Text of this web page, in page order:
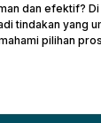
dan efektif?
tindakan yang
pilihan
Menghilangkan